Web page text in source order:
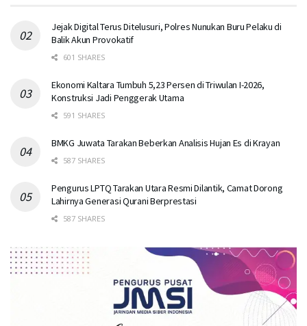
Jejak Digital Terus Ditelusuri, Polres Nunukan Buru Pelaku di
Balik Akun Provokatif
601 SHARES
Ekonomi Kaltara Tumbuh 5,23 Persen di Triwulan I-2026,
Konstruksi Jadi Penggerak Utama
591 SHARES
BMKG Juwata Tarakan Beberkan Analisis Hujan Es di Krayan
587 SHARES
Pengurus LPTQ Tarakan Utara Resmi Dilantik, Camat Dorong
Lahirnya Generasi Qurani Berprestasi
587 SHARES